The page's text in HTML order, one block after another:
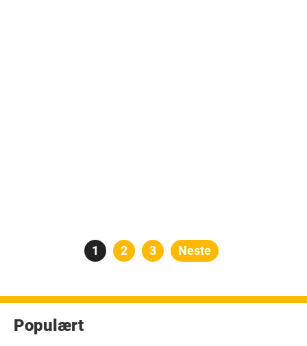
Posts
Side
1 Side
2 Side
3 Neste
Populært